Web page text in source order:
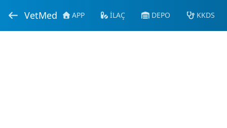
VetMed APP İLAÇ DEPO KKDS